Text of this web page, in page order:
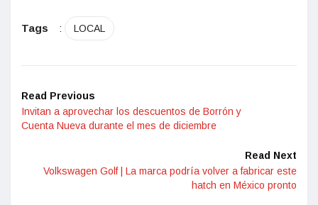
Tags : LOCAL
Read Previous
Invitan a aprovechar los descuentos de Borrón y
Cuenta Nueva durante el mes de diciembre
Read Next
Volkswagen Golf | La marca podría volver a fabricar este
hatch en México pronto